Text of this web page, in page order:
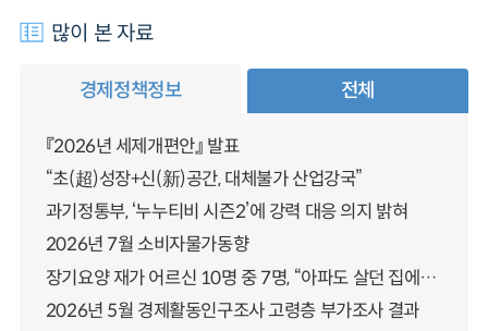
많이 본 자료
경제정책정보 전체
『2026년 세제개편안』 발표
“초(超)성장+신(新)공간, 대체불가 산업강국”
과기정통부, ‘누누티비 시즌2’에 강력 대응 의지 밝혀
2026년 7월 소비자물가동향
장기요양 재가 어르신 10명 중 7명, “아파도 살던 집에서 살겠다” 「2025년 장기요양실태조사」 결과 발표
2026년 5월 경제활동인구조사 고령층 부가조사 결과